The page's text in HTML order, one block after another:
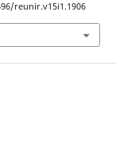
reunir.v15i1.1906